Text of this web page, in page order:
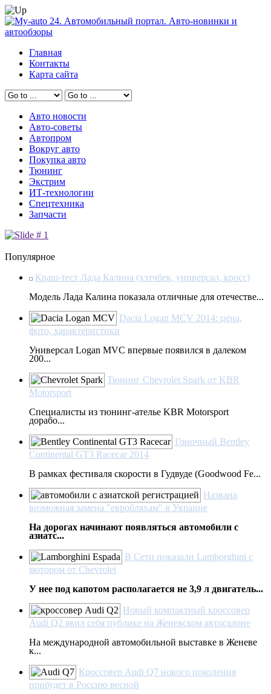
Главная
Контакты
Карта сайта
Авто новости
Авто-советы
Автопром
Вокруг авто
Покупка авто
Тюнинг
Экстрим
ИТ-технологии
Спецтехника
Запчасти
Популярное
Краш-тест Лада Калина (хэтчбек, универсал, кросс)
Модель Лада Калина показала отличные для отечестве...
Dacia Logan MCV 2014: цена,
фото, характеристики
Универсал Logan MVC впервые появился в далеком
200...
Тюнинг Chevrolet Spark от KBR
Motorsport
Специалисты из тюнинг-ателье KBR Motorsport
дорабо...
Гоночный Bentley
Continental GT3 Racecar 2014
В рамках фестиваля скорости в Гудвуде (Goodwood Fe...
Названа
возможная замена "евробляхам" в Украине
На дорогах начинают появляться автомобили с
азиатс...
В Сети показали Lamborghini с
мотором от Chevrolet
У нее под капотом располагается не 3,9 л двигатель...
Новый компактный кроссовер
Audi Q2 явил себя публике на Женевском автосалоне
На международной автомобильной выставке в Женеве
к...
Кроссовер Audi Q7 нового поколения
прибудет в Россию весной